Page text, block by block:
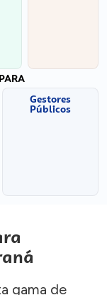
Gestores
Públicos
gama de